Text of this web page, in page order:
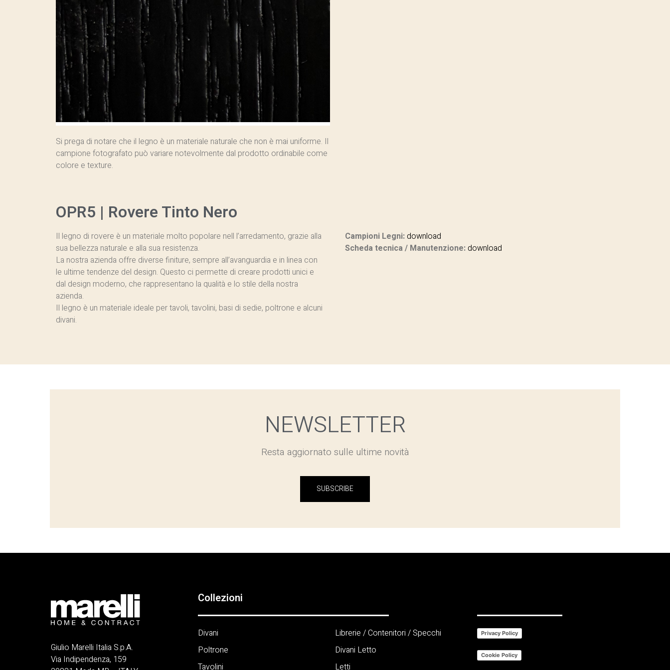
Si prega di notare che il legno è un materiale naturale che non è mai uniforme. Il
campione fotografato può variare notevolmente dal prodotto ordinabile come
colore e texture.
OPR5 | Rovere Tinto Nero
Il legno di rovere è un materiale molto popolare nell l’arredamento, grazie alla
sua bellezza naturale e alla sua resistenza.
La nostra azienda offre diverse finiture, sempre all’avanguardia e in linea con
le ultime tendenze del design. Questo ci permette di creare prodotti unici e
dal design moderno, che rappresentano la qualità e lo stile della nostra
azienda.
Il legno è un materiale ideale per tavoli, tavolini, basi di sedie, poltrone e alcuni
divani.
Campioni Legni:download
Scheda tecnica / Manutenzione:download
NEWSLETTER
Resta aggiornato sulle ultime novità
SUBSCRIBE
Giulio Marelli Italia S.p.A.
Via Indipendenza, 159
Collezioni
Divani
Poltrone
Tavolini
Librerie / Contenitori / Specchi
Divani Letto
Letti
Privacy Policy
Cookie Policy